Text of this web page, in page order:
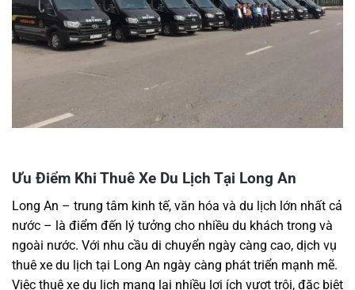
Ưu Điểm Khi Thuê Xe Du Lịch Tại Long An
Long An – trung tâm kinh tế, văn hóa và du lịch lớn nhất cả
nước – là điểm đến lý tưởng cho nhiều du khách trong và
ngoài nước. Với nhu cầu di chuyển ngày càng cao, dịch vụ
thuê xe du lịch tại Long An ngày càng phát triển mạnh mẽ.
Việc thuê xe du lịch mang lại nhiều lợi ích vượt trội, đặc biệt